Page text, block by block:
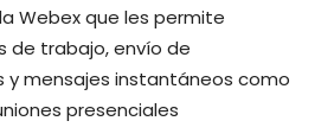
Webex que les permite
de trabajo, envío de
y mensajes instantáneos como
presenciales